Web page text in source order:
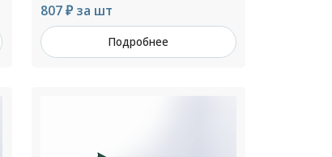
807 ₽ за шт
Подробнее